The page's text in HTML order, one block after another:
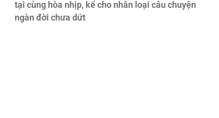
tại cùng hòa nhịp, kể cho nhân loại câu chuyện
ngàn đời chưa dứt